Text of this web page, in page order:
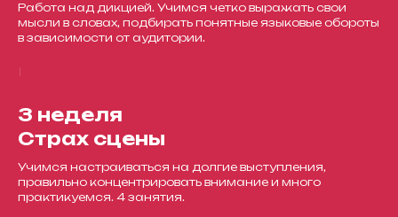
Работа над дикцией. Учимся четко выражать свои
мысли в словах, подбирать понятные языковые обороты
в зависимости от аудитории.
3 неделя
Страх сцены
Учимся настраиваться на долгие выступления,
правильно концентрировать внимание и много
практикуемся. 4 занятия.